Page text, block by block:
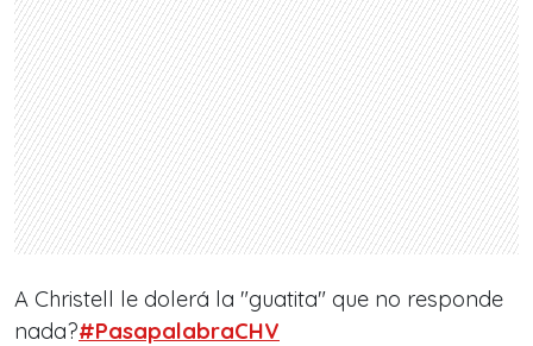
A Christell le dolerá la "guatita" que no responde
nada?#PasapalabraCHV